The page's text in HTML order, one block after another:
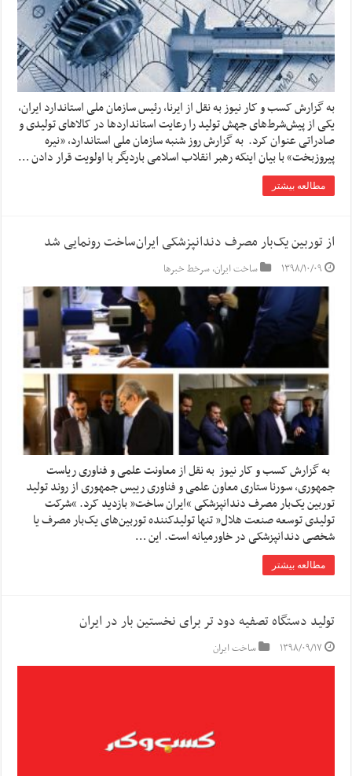
به گزارش کسب و کار نیوز به نقل از ایرنا، رئیس سازمان ملی استاندارد ایران،
یکی از پیش‌شرط‌های جهش تولید را رعایت استانداردها در کالاهای تولیدی و
صادراتی عنوان کرد. به گزارش روز شنبه سازمان ملی استاندارد، «نیره
پیروزبخت» با بیان اینکه رهبر انقلاب اسلامی باردیگر با اولویت قرار دادن …
مطالعه بیشتر
از توربین یک‌بار مصرف دندانپزشکی ایران‌ساخت رونمایی شد
۱۳۹۸/۱۰/۰۹ ساخت ایران,سرخط خبرها
به گزارش کسب و کار نیوز به نقل از معاونت علمی و فناوری ریاست
جمهوری، سورنا ستاری معاون علمی و فناوری رییس جمهوری از روند تولید
توربین یک‌بار مصرف دندانپزشکی “ایران ساخت” بازدید کرد. “شرکت
تولیدی توسعه صنعت هلال” تنها تولیدکننده توربین‌های یک‌بار مصرف یا
شخصی دندانپزشکی در خاورمیانه است. این …
مطالعه بیشتر
تولید دستگاه تصفیه دود تر برای نخستین بار در ایران
۱۳۹۸/۰۹/۱۷ ساخت ایران